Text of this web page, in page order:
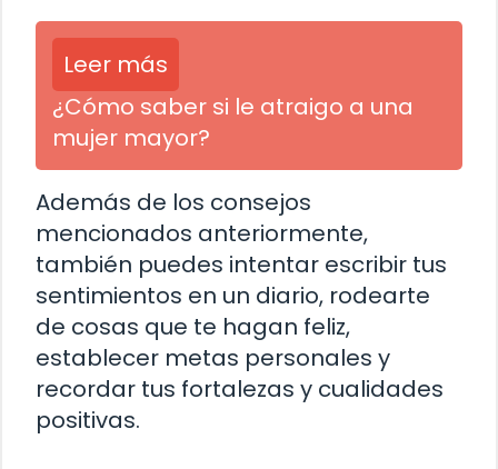
Leer más
¿Cómo saber si le atraigo a una
mujer mayor?
Además de los consejos
mencionados anteriormente,
también puedes intentar escribir tus
sentimientos en un diario, rodearte
de cosas que te hagan feliz,
establecer metas personales y
recordar tus fortalezas y cualidades
positivas.